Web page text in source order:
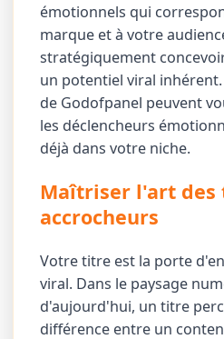
émotionnels qui
marque et à votre
stratégiquement
un potentiel viral
de Godofpanel peuvent
les déclencheurs
déjà dans votre niche.
Maîtriser l'art des
accrocheurs
Votre titre est la porte
viral. Dans le paysage
d'aujourd'hui, un titre
différence entre un